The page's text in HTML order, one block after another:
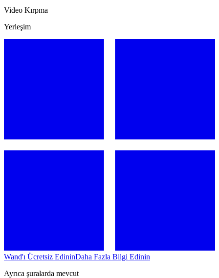
Video Kırpma
Yerleşim
Wand'ı Ücretsiz EdininDaha Fazla Bilgi Edinin
Ayrıca şuralarda mevcut